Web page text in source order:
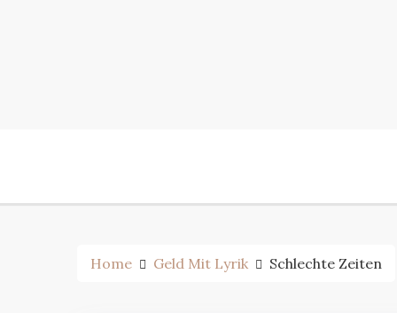
Home Geld Mit Lyrik Schlechte Zeiten